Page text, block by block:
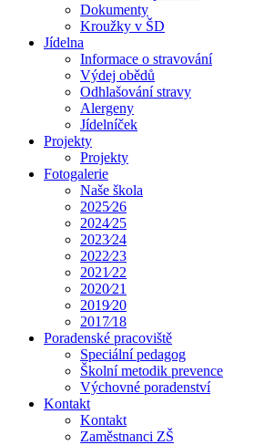
Dokumenty
Kroužky v ŠD
Jídelna
Informace o stravování
Výdej obědů
Odhlašování stravy
Alergeny
Jídelníček
Projekty
Projekty
Fotogalerie
Naše škola
2025⁄26
2024⁄25
2023⁄24
2022⁄23
2021⁄22
2020⁄21
2019⁄20
2017⁄18
Poradenské pracoviště
Speciální pedagog
Školní metodik prevence
Výchovné poradenství
Kontakt
Kontakt
Zaměstnanci ZŠ